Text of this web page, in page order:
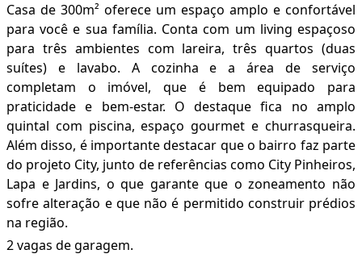
Casa de 300m² oferece um espaço amplo e confortável
para você e sua família. Conta com um living espaçoso
para três ambientes com lareira, três quartos (duas
suítes) e lavabo. A cozinha e a área de serviço
completam o imóvel, que é bem equipado para
praticidade e bem-estar. O destaque fica no amplo
quintal com piscina, espaço gourmet e churrasqueira.
Além disso, é importante destacar que o bairro faz parte
do projeto City, junto de referências como City Pinheiros,
Lapa e Jardins, o que garante que o zoneamento não
sofre alteração e que não é permitido construir prédios
na região.
2 vagas de garagem.